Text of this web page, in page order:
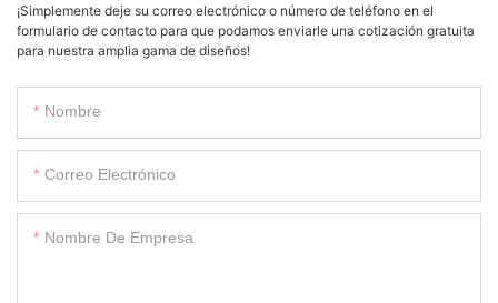
¡Simplemente deje su correo electrónico o número de teléfono en el
formulario de contacto para que podamos enviarle una cotización gratuita
para nuestra amplia gama de diseños!
Nombre
Correo Electrónico
Nombre De Empresa